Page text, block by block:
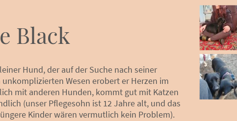
Black
Hund, der auf der Suche nach seiner
Wesen erobert er Herzen im
mit anderen Hunden, kommt gut mit Katzen
(unser Pflegesohn ist 12 Jahre alt, und das
Kinder wären vermutlich kein Problem).